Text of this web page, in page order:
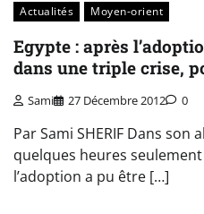
Actualités Moyen-orient
Egypte : après
dans une triple crise,
Sami 27 Décembre 2012 0
Par Sami SHERIF Dans
quelques heures
l’adoption a pu être […]